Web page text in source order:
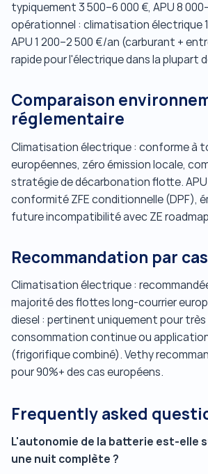
typiquement 3 500–6 000 €, APU 8
opérationnel : climatisation électrique
APU 1 200–2 500 €/an (carburant +
rapide pour l'électrique dans la plupart
Comparaison
réglementaire
Climatisation électrique : conforme à
européennes, zéro émission locale,
stratégie de décarbonation flotte. APU
conformité ZFE conditionnelle (DPF),
future incompatibilité avec ZE
Recommandation par
Climatisation électrique :
majorité des flottes long-courrier
diesel : pertinent uniquement pour
consommation continue ou
(frigorifique combiné). Vethy
pour 90%+ des cas européens.
Frequently asked
L'autonomie de la batterie est-elle
une nuit complète ?